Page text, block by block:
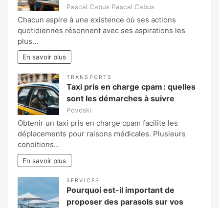
Pascal Cabus Pascal Cabus
Chacun aspire à une existence où ses actions
quotidiennes résonnent avec ses aspirations les
plus…
En savoir plus
TRANSPORTS
Taxi pris en charge cpam : quelles
sont les démarches à suivre
Povoski
Obtenir un taxi pris en charge cpam facilite les
déplacements pour raisons médicales. Plusieurs
conditions…
En savoir plus
SERVICES
Pourquoi est-il important de
proposer des parasols sur vos